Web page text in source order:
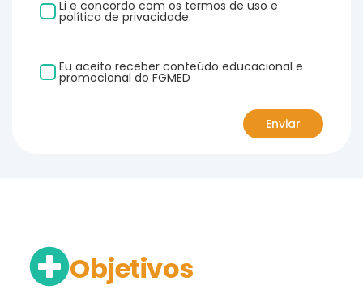
Li e concordo com os termos de uso e
política de privacidade.
Eu aceito receber conteúdo educacional e
promocional do FGMED
Objetivos